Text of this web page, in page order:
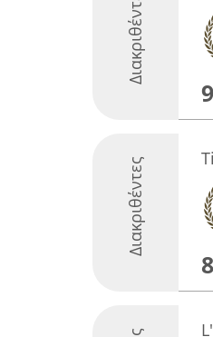
Διακριθέντες
Διακριθέντες